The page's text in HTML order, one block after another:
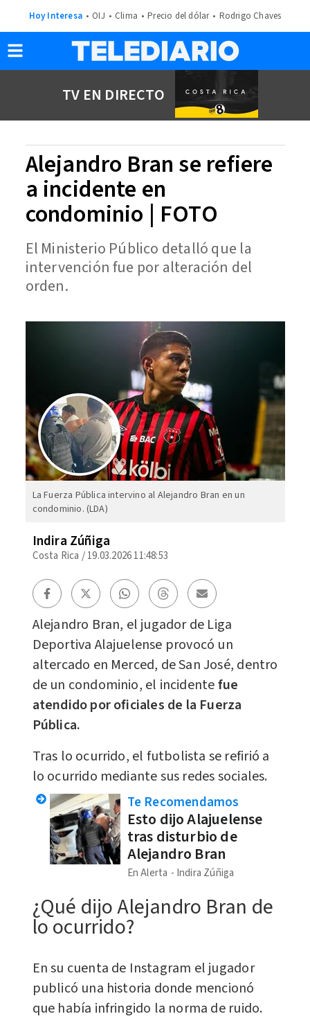
Hoy Interesa OIJ Clima Precio del dólar Rodrigo Chaves
TV EN DIRECTO
Alejandro Bran se refiere
a incidente en
condominio | FOTO
El Ministerio Público detalló que la
intervención fue por alteración del
orden.
La Fuerza Pública intervino al Alejandro Bran en un
condominio. (LDA)
Indira Zúñiga
Costa Rica /19.03.2026 11:48:53
Alejandro Bran, el jugador de Liga
Deportiva Alajuelense provocó un
altercado en Merced, de San José, dentro
de un condominio, el incidentefue
atendido por oficiales de la Fuerza
Pública.
Tras lo ocurrido, el futbolista se refirió a
lo ocurrido mediante sus redes sociales.
Te Recomendamos
Esto dijo Alajuelense
tras disturbio de
Alejandro Bran
En Alerta Indira Zúñiga
¿Qué dijo Alejandro Bran de
lo ocurrido?
En su cuenta de Instagram el jugador
publicó una historia donde mencionó
que había infringido la norma de ruido.